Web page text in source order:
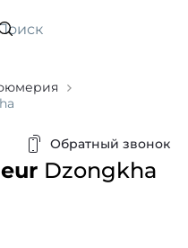
Обратный звонок
Dzongkha